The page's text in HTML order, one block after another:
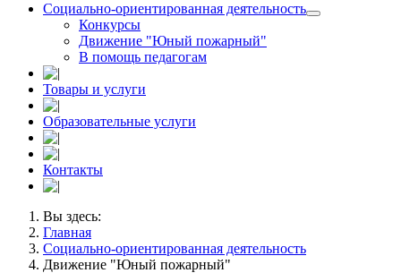
Социально-ориентированная деятельность
Конкурсы
Движение "Юный пожарный"
В помощь педагогам
Товары и услуги
Образовательные услуги
Контакты
Вы здесь:
Главная
Социально-ориентированная деятельность
Движение "Юный пожарный"